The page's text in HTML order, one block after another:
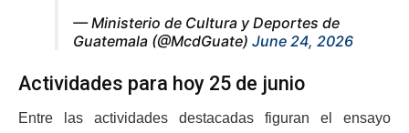
— Ministerio de Cultura y Deportes de
Guatemala (@McdGuate) June 24, 2026
Actividades para hoy 25 de junio
Entre las actividades destacadas figuran el ensayo